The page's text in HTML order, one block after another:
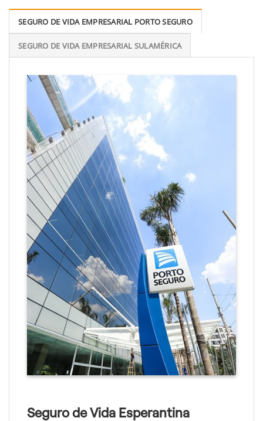
SEGURO DE VIDA EMPRESARIAL PORTO SEGURO
SEGURO DE VIDA EMPRESARIAL SULAMÉRICA
Seguro de Vida Esperantina